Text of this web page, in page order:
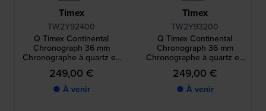
Timex
TW2Y92400
Q Timex Continental
Chronograph 36 mm
Chronographe à quartz en
acier inoxydable avec
cadran 24h
249,00 €
● À venir
Timex
TW2Y93200
Q Timex Continental
Chronograph 36 mm
Chronographe à quartz en
acier inoxydable avec
cadran 24h
249,00 €
● À venir